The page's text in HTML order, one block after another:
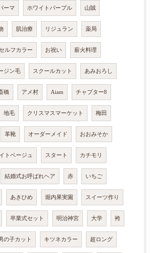
ーマ ホワイトパープル 山賊
肌治療 リジュラン 薬局
ルフカラー お祝い 薪火料理
ジン毛 スクールカット あみおろし
橋 アメ村 Aiam チャプター8
地毛 クリスマスマーケット 梅田
革靴 オーダーメイド おおみそか
トベージュ スタート カチモリ
結婚式お呼ばれヘア 赤 いちご
あきひめ 堀内果実園 スイーツ作り
卒業式セット 明治神宮 大学 袴
の子カット キツネカラー 超ロング